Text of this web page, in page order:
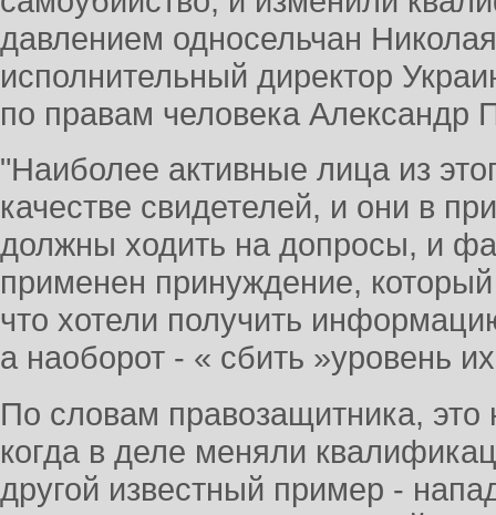
давлением односельчан
исполнительный директор
по правам человека Александр
"Наиболее активные лица из
качестве свидетелей, и они в
должны ходить на допросы, и
применен принуждение,
что хотели получить
а наоборот - « сбить »уровень
По словам правозащитника, это
когда в деле меняли
другой известный пример -